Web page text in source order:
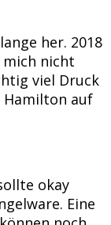
her. 2018
mich nicht
viel Druck
Hamilton auf
okay
Eine